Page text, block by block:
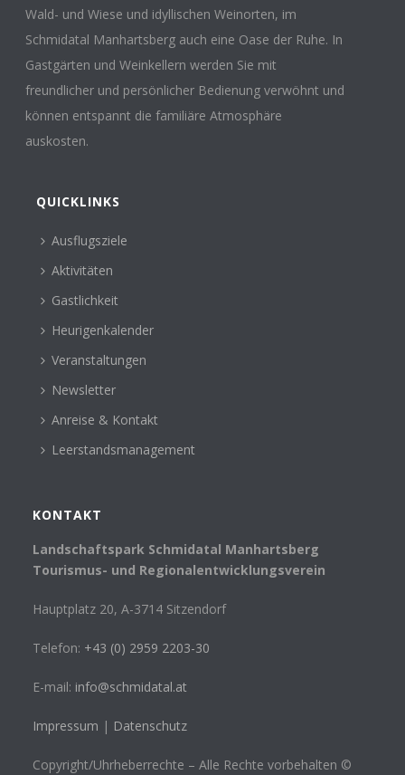
Wald- und Wiese und idyllischen Weinorten, im
Schmidatal Manhartsberg auch eine Oase der Ruhe. In
Gastgärten und Weinkellern werden Sie mit
freundlicher und persönlicher Bedienung verwöhnt und
können entspannt die familiäre Atmosphäre
auskosten.
QUICKLINKS
Ausflugsziele
Aktivitäten
Gastlichkeit
Heurigenkalender
Veranstaltungen
Newsletter
Anreise & Kontakt
Leerstandsmanagement
KONTAKT
Landschaftspark Schmidatal Manhartsberg
Tourismus- und Regionalentwicklungsverein
Hauptplatz 20, A-3714 Sitzendorf
Telefon: +43 (0) 2959 2203-30
E-mail: info@schmidatal.at
Impressum | Datenschutz
Copyright/Uhrheberrechte – Alle Rechte vorbehalten ©